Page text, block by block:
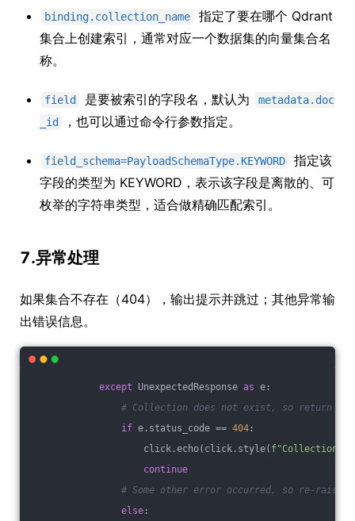
binding.collection_name
指定了要在哪个 Qdrant
集合上创建索引，通常对应一个数据集的向量集合名
称。
field 是要被索引的字段名，默认为
metadata.doc
_id
，也可以通过命令行参数指定。
field_schema=PayloadSchemaType.KEYWORD
指定该
字段的类型为 KEYWORD，表示该字段是离散的、可
枚举的字符串类型，适合做精确匹配索引。
7.异常处理
如果集合不存在（404），输出提示并跳过；其他异常输
出错误信息。
except UnexpectedResponse as e:
# Collection does not exist, so return
if e.status_code == 404 :
click.echo(click.style( f"Collection
continue
# Some other error occurred, so re-raise
else :